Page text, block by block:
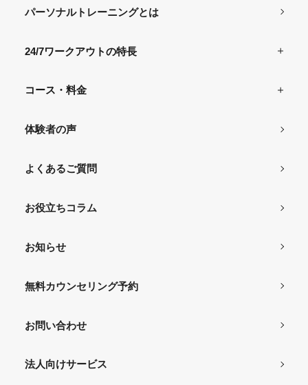
パーソナルトレーニングとは
24/7ワークアウトの特長
コース・料金
体験者の声
よくあるご質問
お役立ちコラム
お知らせ
無料カウンセリング予約
お問い合わせ
法人向けサービス